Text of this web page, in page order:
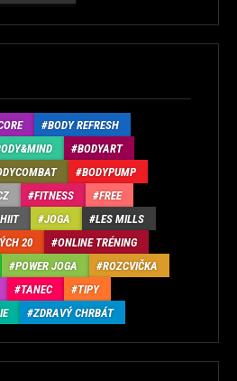
BODY REFRESH
BODYART
BODYPUMP
FITNESS
FREE
HIIT JOGA
LES MILLS
20
ONLINE TRÉNING
POWER JOGA
ROZCVIČKA
TANEC
TIPY
ZDRAVÝ CHRBÁT